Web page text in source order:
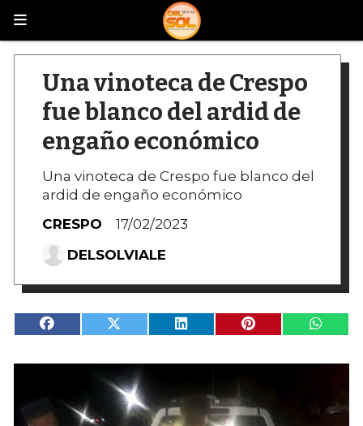
Una vinoteca de Crespo
fue blanco del ardid de
engaño económico
Una vinoteca de Crespo fue blanco del
ardid de engaño económico
CRESPO
17/02/2023
DELSOLVIALE